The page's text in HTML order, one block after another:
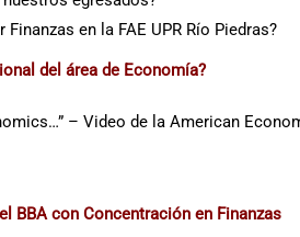
Finanzas en la FAE UPR Río Piedras?
del área de Economía?
– Video de la American
BBA con Concentración en Finanzas